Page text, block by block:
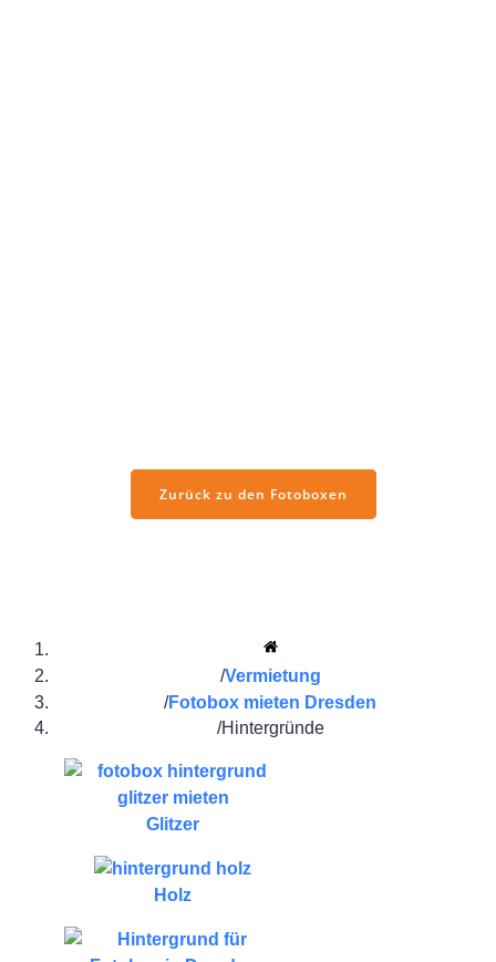
Zurück zu den Fotoboxen
Vermietung
Fotobox mieten Dresden
Hintergründe
Glitzer
Holz